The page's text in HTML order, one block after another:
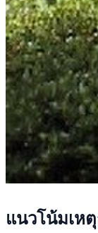
แนวโน้มเห